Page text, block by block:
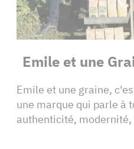
Emile et une
Emile et une graine,
une marque qui parle à
authenticité,